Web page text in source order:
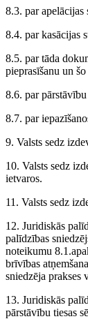
8.3. par apelācijas
8.4. par kasācijas
8.5. par tāda
pieprasīšanu un
8.6. par
8.7. par
9. Valsts sedz
10. Valsts sedz
ietvaros.
11. Valsts sedz
12. Juridiskās
palīdzības
noteikumu
brīvības
sniedzēja prakses
13. Juridiskās
pārstāvību tiesas